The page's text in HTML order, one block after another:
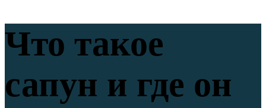
Что такое
сапун и где он